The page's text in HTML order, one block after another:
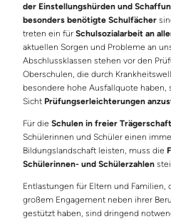
der Einstellungshürden und
besonders benötigte Schulfächer
treten ein für Schulsozialarbeit an
aktuellen Sorgen und Probleme an
Abschlussklassen stehen vor den
Oberschulen, die durch
besondere hohe Ausfallquote haben,
Sicht Prüfungserleichterungen
Für die Schulen in freier Trägerschaft
Schülerinnen und Schüler einen
Bildungslandschaft leisten, muss die
Schülerinnen- und Schülerzahlen
Entlastungen für Eltern und
großem Engagement neben ihrer
gestützt haben, sind dringend